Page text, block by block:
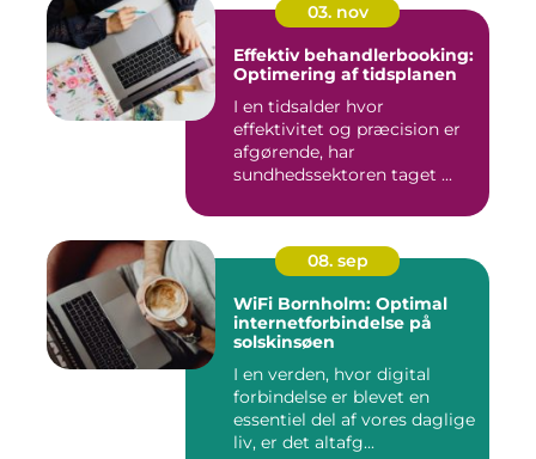
03. nov
Effektiv behandlerbooking:
Optimering af tidsplanen
I en tidsalder hvor
effektivitet og præcision er
afgørende, har
sundhedssektoren taget ...
08. sep
WiFi Bornholm: Optimal
internetforbindelse på
solskinsøen
I en verden, hvor digital
forbindelse er blevet en
essentiel del af vores daglige
liv, er det altafg...